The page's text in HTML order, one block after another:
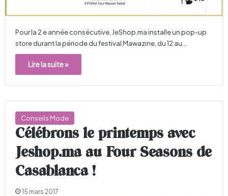
Pour la 2 e année consécutive, JeShop.ma installe un pop-up
store durant la période du festival Mawazine, du 12 au…
Lire la suite »
Conseils Mode
Célébrons le printemps avec
Jeshop.ma au Four Seasons de
Casablanca !
15 mars 2017